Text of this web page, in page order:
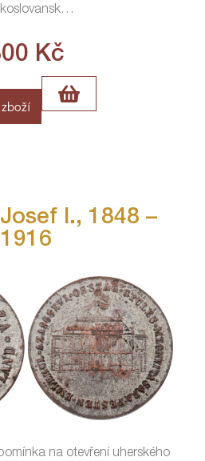
…
Kč
I., 1848 –
1916
na otevření uherského